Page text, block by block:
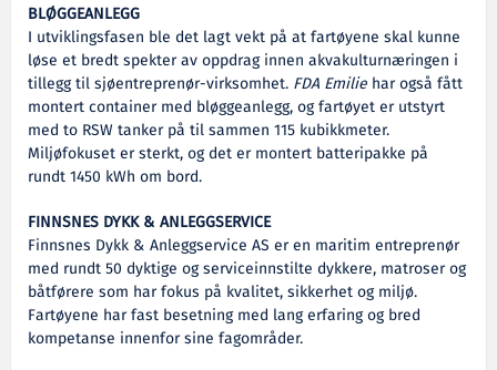
BLØGGEANLEGG
I utviklingsfasen ble det lagt vekt på at fartøyene skal kunne
løse et bredt spekter av oppdrag innen akvakulturnæringen i
tillegg til sjøentreprenør-virksomhet. FDA Emilie har også fått
montert container med bløggeanlegg, og fartøyet er utstyrt
med to RSW tanker på til sammen 115 kubikkmeter.
Miljøfokuset er sterkt, og det er montert batteripakke på
rundt 1450 kWh om bord.
FINNSNES DYKK & ANLEGGSERVICE
Finnsnes Dykk & Anleggservice AS er en maritim entreprenør
med rundt 50 dyktige og serviceinnstilte dykkere, matroser og
båtførere som har fokus på kvalitet, sikkerhet og miljø.
Fartøyene har fast besetning med lang erfaring og bred
kompetanse innenfor sine fagområder.